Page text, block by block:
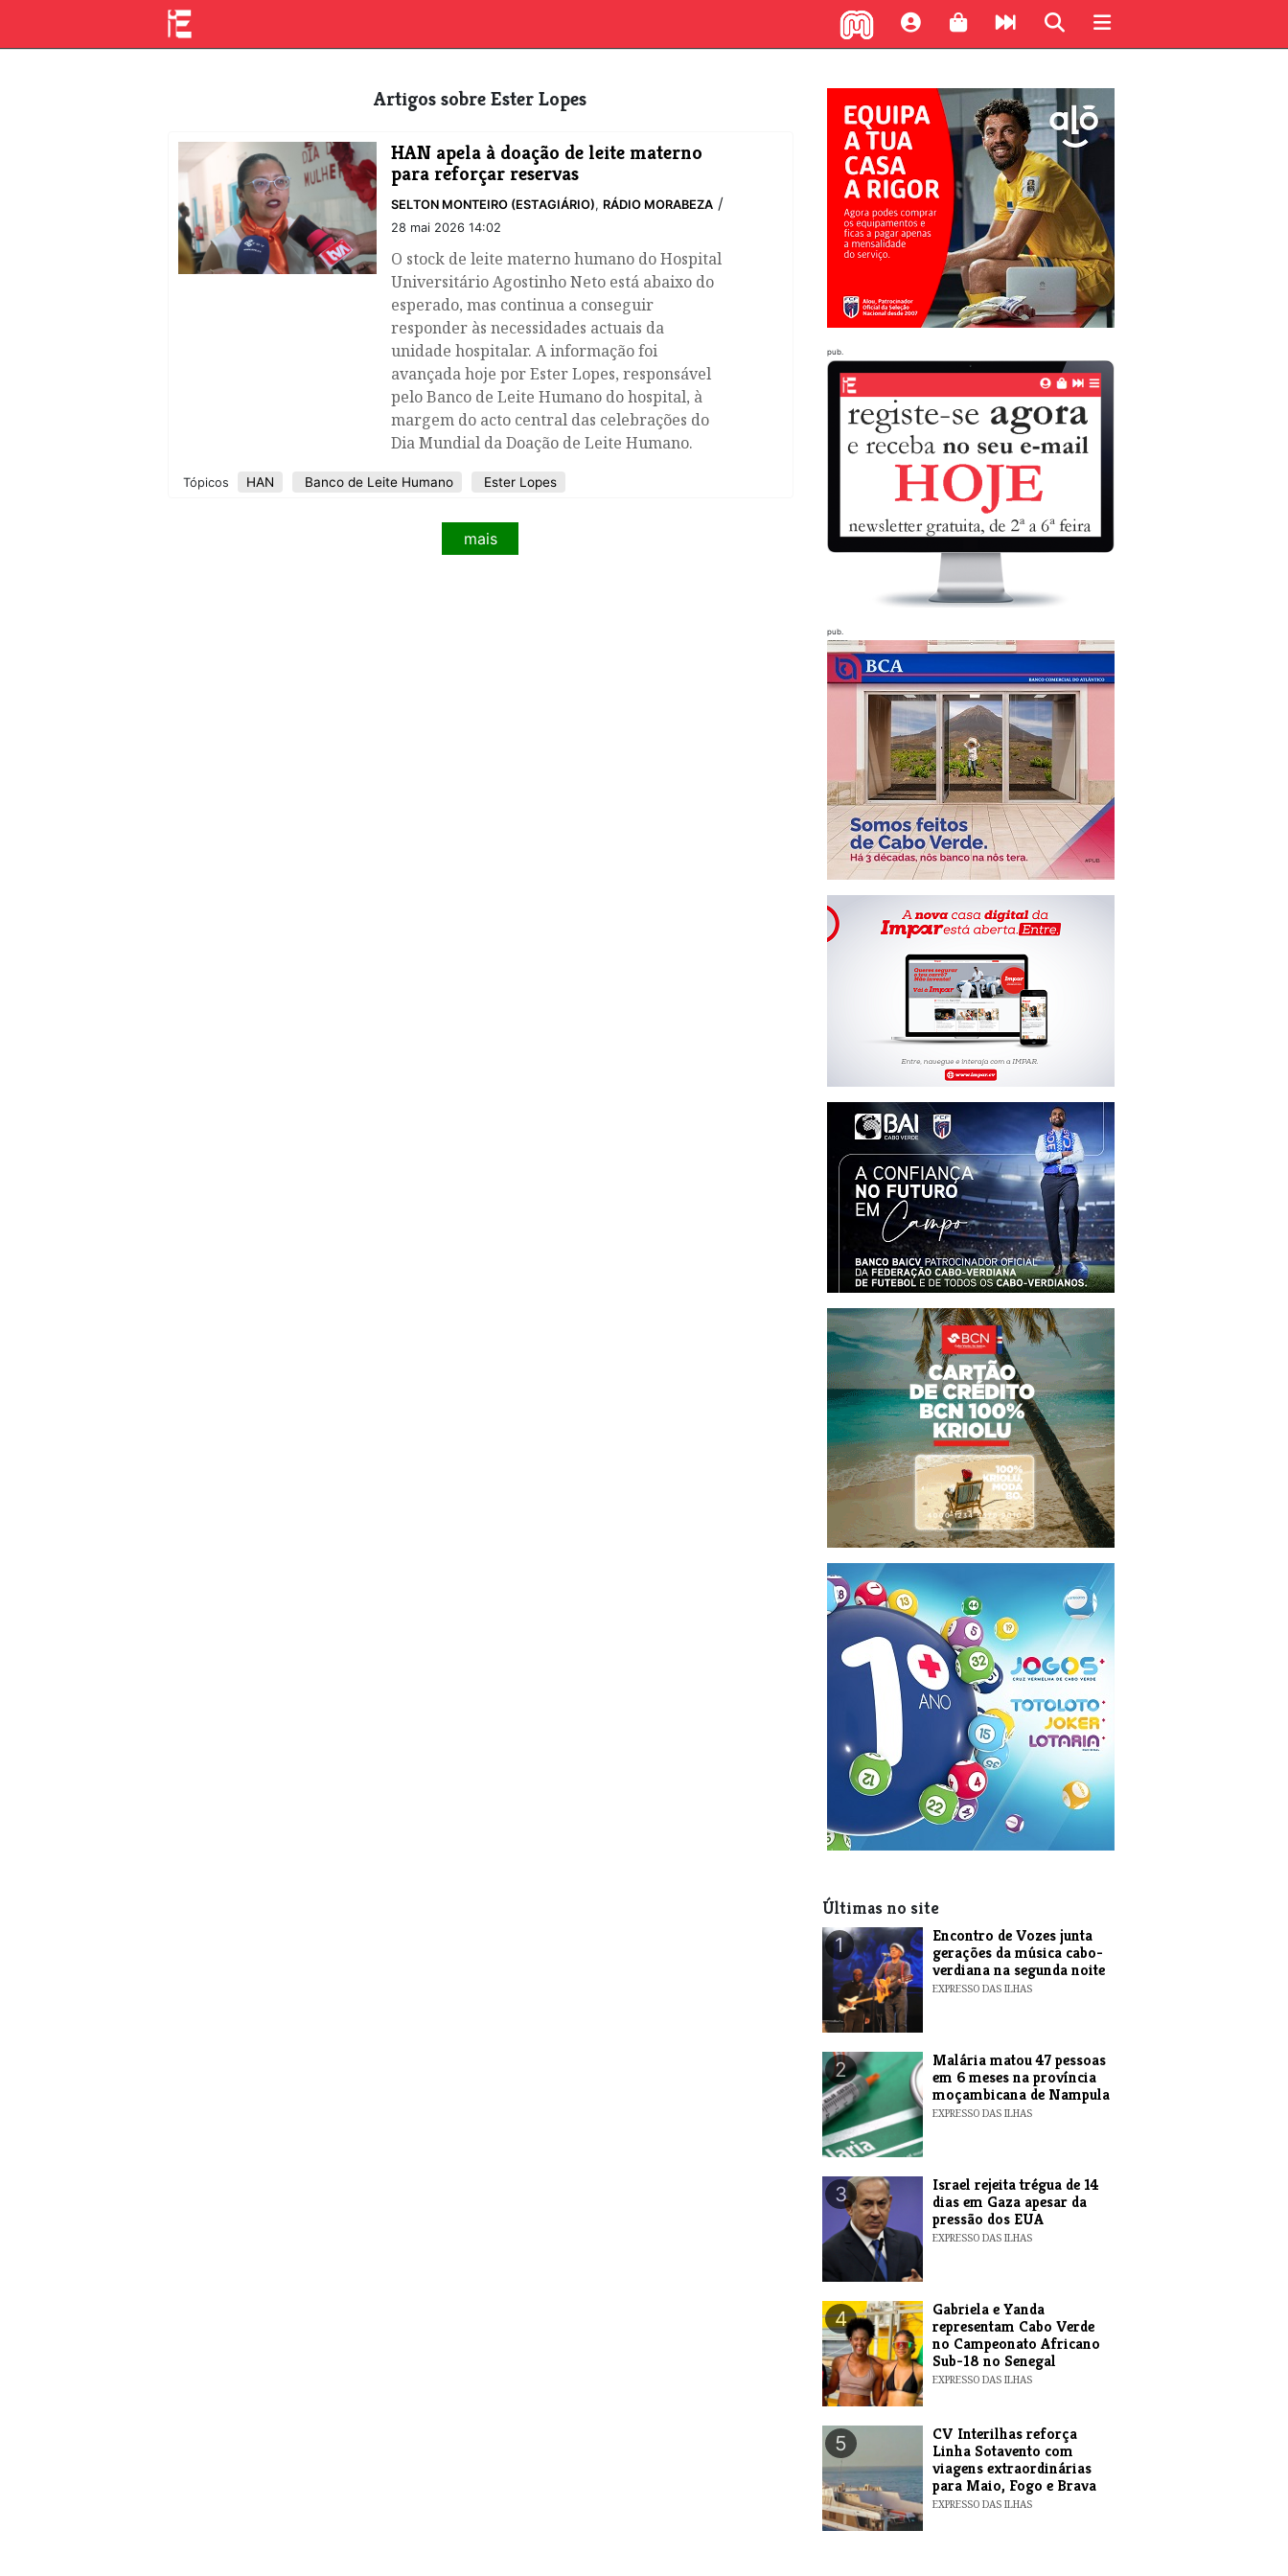
Artigos sobre Ester Lopes
HAN apela à doação de leite materno
para reforçar reservas
SELTON MONTEIRO (ESTAGIÁRIO), RÁDIO MORABEZA /
28 mai 2026 14:02
O stock de leite materno humano do Hospital
Universitário Agostinho Neto está abaixo do
esperado, mas continua a conseguir
responder às necessidades actuais da
unidade hospitalar. A informação foi
avançada hoje por Ester Lopes, responsável
pelo Banco de Leite Humano do hospital, à
margem do acto central das celebrações do
Dia Mundial da Doação de Leite Humano.
Tópicos HAN Banco de Leite Humano Ester Lopes
mais
pub.
pub.
Últimas no site
1
Encontro de Vozes junta
gerações da música cabo-
verdiana na segunda noite
EXPRESSO DAS ILHAS
2
​Malária matou 47 pessoas
em 6 meses na província
moçambicana de Nampula
EXPRESSO DAS ILHAS
3
​Israel rejeita trégua de 14
dias em Gaza apesar da
pressão dos EUA
EXPRESSO DAS ILHAS
4
Gabriela e Yanda
representam Cabo Verde
no Campeonato Africano
Sub-18 no Senegal
EXPRESSO DAS ILHAS
5
​CV Interilhas reforça
Linha Sotavento com
viagens extraordinárias
para Maio, Fogo e Brava
EXPRESSO DAS ILHAS